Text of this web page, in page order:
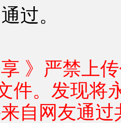
过。
》严禁上
件。发现将
自网友通